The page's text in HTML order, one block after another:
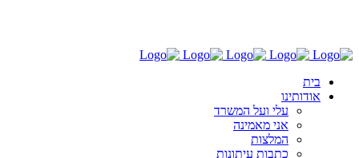
בית
אודותינו
עלי ועל המשרד
אני מאמינה
המלצות
כתבות עיתונות